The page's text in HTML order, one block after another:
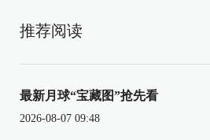
推荐阅读
最新月球“宝藏图”抢先看
2026-08-07 09:48